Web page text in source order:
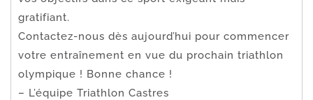
gratifiant.
Contactez-nous dès aujourd’hui pour commencer
votre entraînement en vue du prochain triathlon
olympique ! Bonne chance !
– L’équipe Triathlon Castres